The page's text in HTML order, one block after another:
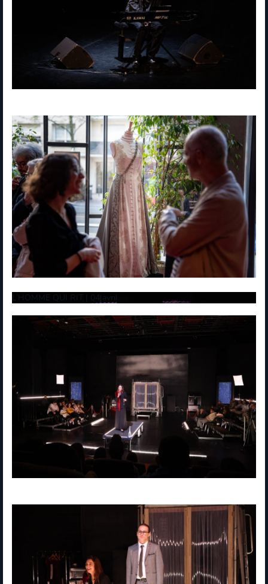
L’HOMME QUI RIT | 04 avril